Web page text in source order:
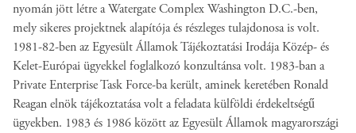
nyomán jött létre a Watergate Complex Washington D.C.-ben,
mely sikeres projektnek alapítója és részleges tulajdonosa is volt.
1981-82-ben az Egyesült Államok Tájékoztatási Irodája Közép- és
Kelet-Európai ügyekkel foglalkozó konzultánsa volt. 1983-ban a
Private Enterprise Task Force-ba került, aminek keretében Ronald
Reagan elnök tájékoztatása volt a feladata külföldi érdekeltségű
ügyekben. 1983 és 1986 között az Egyesült Államok magyarországi